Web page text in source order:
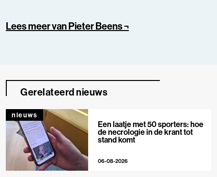
Lees meer van Pieter Beens ¬
Gerelateerd nieuws
nieuws
Een laatje met 50 sporters: hoe
de necrologie in de krant tot
stand komt
06-08-2026